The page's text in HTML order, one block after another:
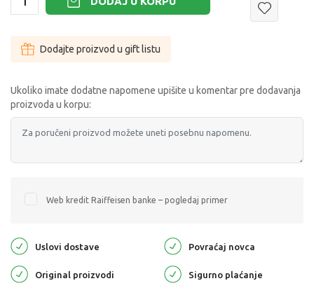
Dodajte proizvod u gift listu
Ukoliko imate dodatne napomene upišite u komentar pre dodavanja
proizvoda u korpu:
Web kredit Raiffeisen banke – pogledaj primer
Uslovi dostave Povraćaj novca
Original proizvodi Sigurno plaćanje